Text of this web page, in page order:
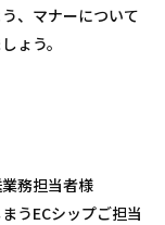
、マナーについて
ょう。
務担当者様
うECシップご担当